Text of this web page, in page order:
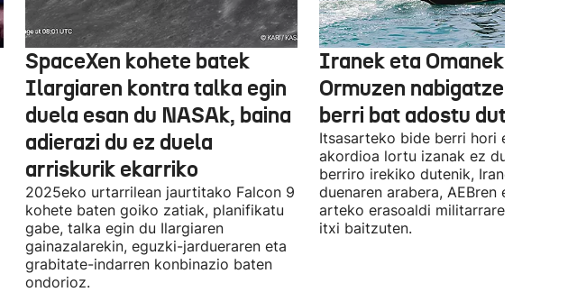
SpaceXen kohete batek
Ilargiaren kontra talka egin
duela esan du NASAk, baina
adierazi du ez duela
arriskurik ekarriko
2025eko urtarrilean jaurtitako Falcon 9
kohete baten goiko zatiak, planifikatu
gabe, talka egin du Ilargiaren
gainazalarekin, eguzki-jardueraren eta
grabitate-indarren konbinazio baten
ondorioz.
Iranek eta Omanek
Ormuzen nabigatzeko bide
berri bat adostu dute
Itsasarteko bide berri hori egiteko
akordioa lortu izanak ez du esan nahi
berriro irekiko dutenik, Iranek
duenaren arabera, AEBren eta
arteko erasoaldi militarraren
itxi baitzuten.